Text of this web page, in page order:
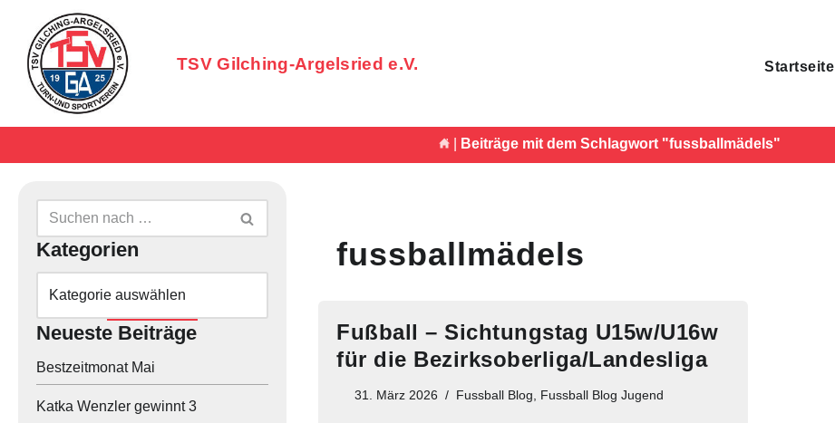
Zum
Inhalt
springen
TSV Gilching-Argelsried e.V. Startseite
Badminton
Cricket
Crossathletik
Fußball
Gymnastik
Handball
| Beiträge mit dem Schlagwort "fussballmädels"
Kategorien
Neueste Beiträge
Bestzeitmonat Mai
Katka Wenzler gewinnt 3
fussballmädels
Fußball – Sichtungstag U15w/U16w
für die Bezirksoberliga/Landesliga
31. März 2026 Fussball Blog Fussball Blog Jugend